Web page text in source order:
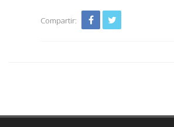
Compartir: